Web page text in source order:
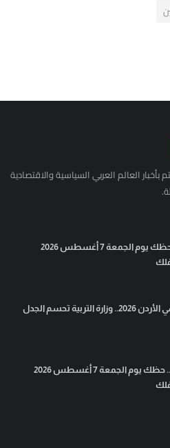
العالم العربي السياسية والاقتصادية
برج الجدي .. حظك يوم الجمعة 7 أغسطس 2026
نتائج التوجيهي الأردن 2026.. وزارة التربية تحسم الجدل
برج العقرب .. حظك يوم الجمعة 7 أغسطس 2026